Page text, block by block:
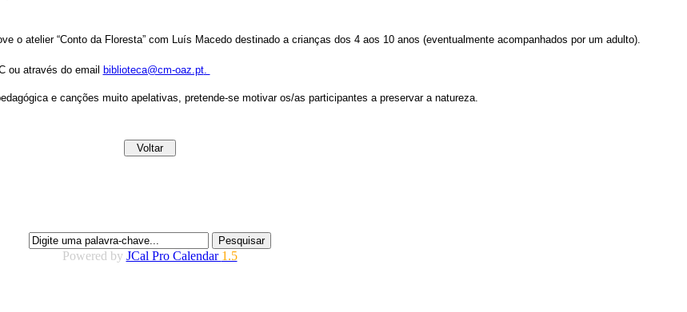
o atelier “Conto da Floresta” com Luís Macedo destinado a crianças dos 4 aos 10 anos (eventualmente acompanhados por um adulto).
ou através do email biblioteca@cm-oaz.pt.
e canções muito apelativas, pretende-se motivar os/as participantes a preservar a natureza.
Powered by JCal Pro Calendar 1.5